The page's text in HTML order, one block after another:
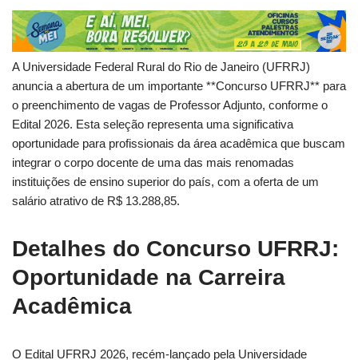
A Universidade Federal Rural do Rio de Janeiro (UFRRJ)
anuncia a abertura de um importante **Concurso UFRRJ** para
o preenchimento de vagas de Professor Adjunto, conforme o
Edital 2026. Esta seleção representa uma significativa
oportunidade para profissionais da área acadêmica que buscam
integrar o corpo docente de uma das mais renomadas
instituições de ensino superior do país, com a oferta de um
salário atrativo de R$ 13.288,85.
Detalhes do Concurso UFRRJ:
Oportunidade na Carreira
Acadêmica
O Edital UFRRJ 2026, recém-lançado pela Universidade